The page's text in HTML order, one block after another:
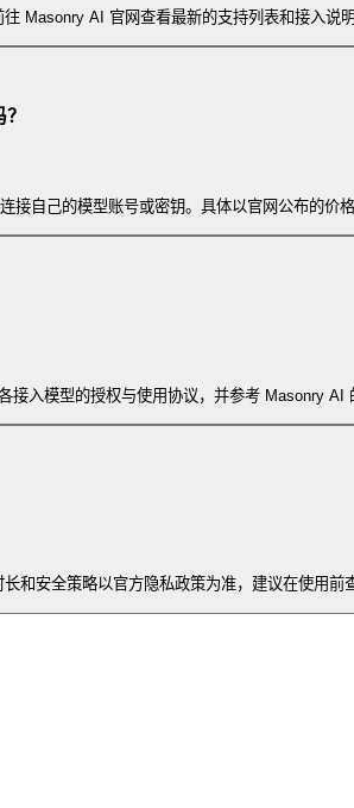
Masonry AI 官网查看最新的支持列表和接入说明
自己的模型账号或密钥。具体以官网公布的价格
入模型的授权与使用协议，并参考 Masonry AI
安全策略以官方隐私政策为准，建议在使用前